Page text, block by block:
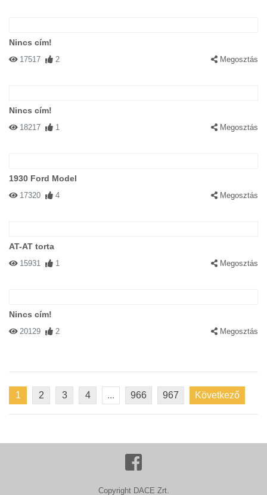
Nincs cím!
17517 2 Megosztás
Nincs cím!
18217 1 Megosztás
1930 Ford Model
17320 4 Megosztás
AT-AT torta
15931 1 Megosztás
Nincs cím!
20129 2 Megosztás
1 2 3 4 ... 966 967 Következő
Copyright DACE Zrt.